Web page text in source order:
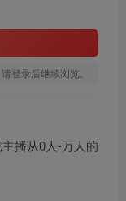
登录后继续浏览。